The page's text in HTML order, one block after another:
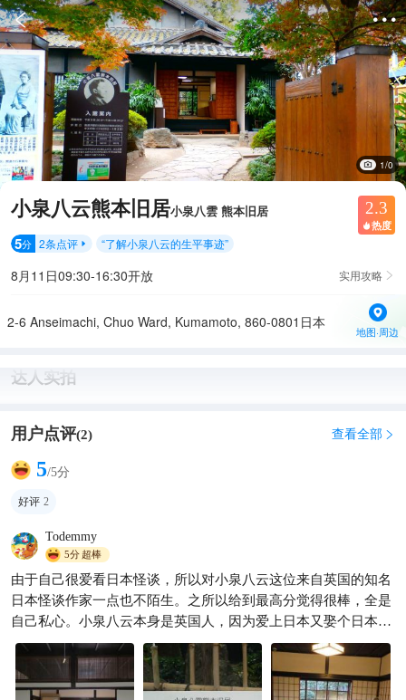
 
1/0
小泉八云熊本旧居小泉八雲 熊本旧居 2.3
 热度
5分 2条点评  “了解小泉八云的生平事迹”
8月11日09:30-16:30开放 实用攻略 
2-6 Anseimachi, Chuo Ward, Kumamoto, 860-0801日本
地图·周边
达人实拍
用户点评(2) 查看全部 
5/5分
好评 2
Todemmy
5分超棒
由于自己很爱看日本怪谈，所以对小泉八云这位来自英国的知名
日本怪谈作家一点也不陌生。之所以给到最高分觉得很棒，全是
自己私心。小泉八云本身是英国人，因为爱上日本又娶个日本太
太，所以最后入籍日本，这里是他在熊本时的住所。里面摆放他
曾经使用过的家具、书桌等，虽然曾在熊本大地震里毁损，但至
今都已经复建完毕，也告诉访客复建的过程，小小一间很快就逛